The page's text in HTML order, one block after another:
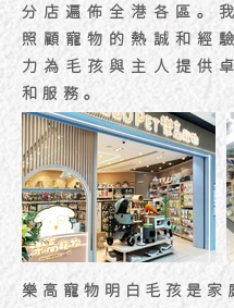
分店遍佈全港各區。
照顧寵物的熱誠和經
力為毛孩與主人提供
和服務。
樂高寵物明白毛孩是家